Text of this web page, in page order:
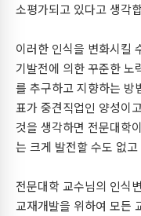
소평가되고 있다고 생각
이러한 인식을 변화시킬
기발전에 의한 꾸준한 노
를 추구하고 지향하는 방
표가 중견직업인 양성이
것을 생각하면 전문대학
는 크게 발전할 수도 없
전문대학 교수님의 인식
교재개발을 위하여 모든